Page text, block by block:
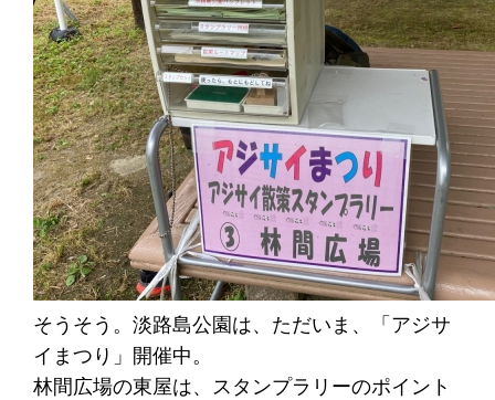
そうそう。淡路島公園は、ただいま、「アジサ
イまつり」開催中。
林間広場の東屋は、スタンプラリーのポイント